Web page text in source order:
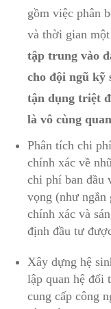
gồm việc phân
và thời gian
tập trung vào
cho đội ngũ kỹ
tận dụng triệt
là vô cùng
Phân tích chi
chính xác về
chi phí ban
vọng (như ngắn
chính xác và
định đầu tư
Xây dựng hệ
lập quan hệ đối
cung cấp công